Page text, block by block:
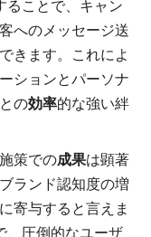
ことで、キャン
へのメッセージ送
きます。これによ
ションとパーソナ
の効率的な強い絆
策での成果は顕著
ランド認知度の増
寄与すると言えま
圧倒的なユーザ